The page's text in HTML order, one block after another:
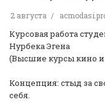
2 августа
Курсовая работа
Нурбека Эгена
(Высшие курсы кино
Концепция: стыд за
себя.